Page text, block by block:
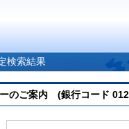
検索結果
のご案内 (銀行コード